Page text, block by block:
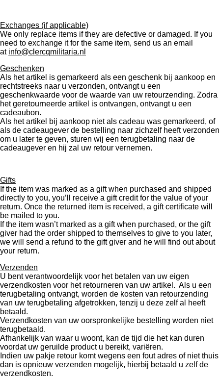
Exchanges (if applicable)
We only replace items if they are defective or damaged. If you
need to exchange it for the same item, send us an email
at info@clercqmilitaria.nl
Geschenken
Als het artikel is gemarkeerd als een geschenk bij aankoop en
rechtstreeks naar u verzonden, ontvangt u een
geschenkwaarde voor de waarde van uw retourzending. Zodra
het geretourneerde artikel is ontvangen, ontvangt u een
cadeaubon.
Als het artikel bij aankoop niet als cadeau was gemarkeerd, of
als de cadeaugever de bestelling naar zichzelf heeft verzonden
om u later te geven, sturen wij een terugbetaling naar de
cadeaugever en hij zal uw retour vernemen.
Gifts
If the item was marked as a gift when purchased and shipped
directly to you, you’ll receive a gift credit for the value of your
return. Once the returned item is received, a gift certificate will
be mailed to you.
If the item wasn’t marked as a gift when purchased, or the gift
giver had the order shipped to themselves to give to you later,
we will send a refund to the gift giver and he will find out about
your return.
Verzenden
U bent verantwoordelijk voor het betalen van uw eigen
verzendkosten voor het retourneren van uw artikel. Als u een
terugbetaling ontvangt, worden de kosten van retourzending
van uw terugbetaling afgetrokken, tenzij u deze zelf al heeft
betaald.
Verzendkosten van uw oorspronkelijke bestelling worden niet
terugbetaald.
Afhankelijk van waar u woont, kan de tijd die het kan duren
voordat uw geruilde product u bereikt, variëren.
Indien uw pakje retour komt wegens een fout adres of niet thuis
dan is opnieuw verzenden mogelijk, hierbij betaald u zelf de
verzendkosten.